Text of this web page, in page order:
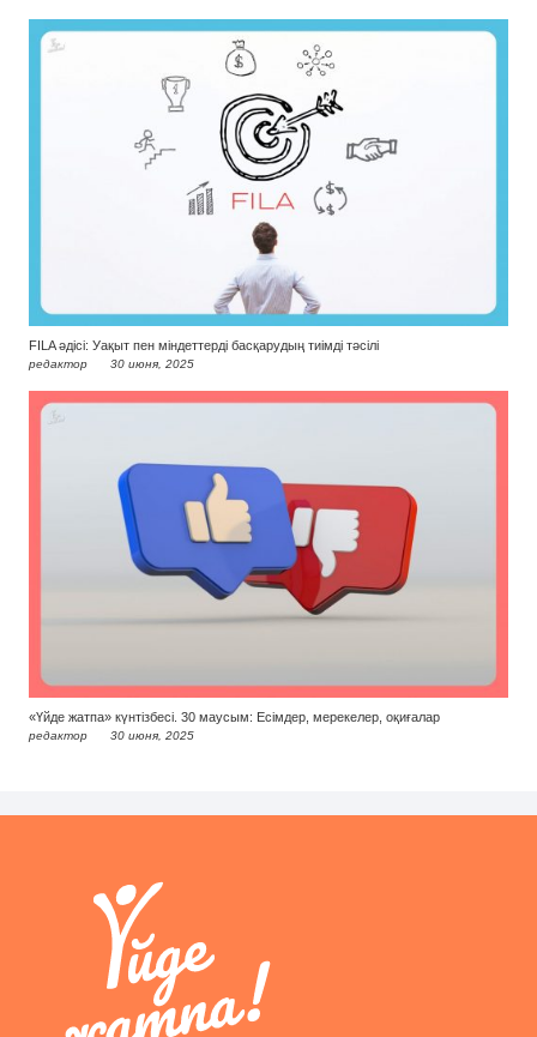
FILA әдісі: Уақыт пен міндеттерді басқарудың тиімді тәсілі
редактор 30 июня, 2025
«Үйде жатпа» күнтізбесі. 30 маусым: Есімдер, мерекелер, оқиғалар
редактор 30 июня, 2025